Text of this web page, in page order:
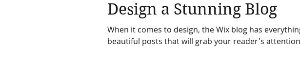
Design a Stunning Blog
When it comes to design, the Wix blog has
beautiful posts that will grab your reader's